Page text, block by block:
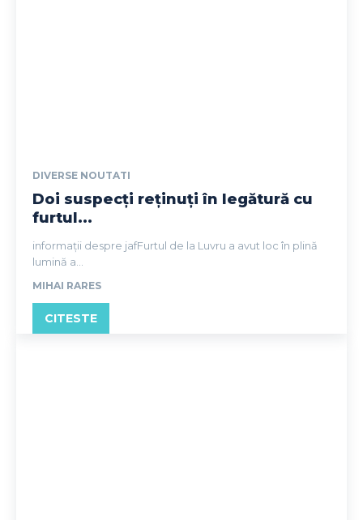
DIVERSE NOUTATI
Doi suspecţi reţinuţi în legătură cu
furtul...
informații despre jafFurtul de la Luvru a avut loc în plină
lumină a...
MIHAI RARES
CITESTE